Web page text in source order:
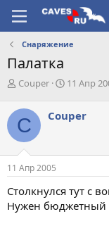
Снаряжение
Палатка
А
т
о
р
т
е
м
Couper
Д
а
ч
а
11 Апр
C Couper
11 Апр 2005
Столкнулся тут с
Нужен бюджетный